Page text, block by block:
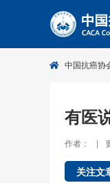
中国抗癌协
有医
作者： |
关注文